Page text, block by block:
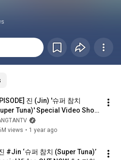
진 (Jin) '슈퍼 참치
Tuna)' Special Video Shoot
- BTS (방탄소년단)
views • 1 year ago
#Jin ‘슈퍼 참치 (Super Tuna)’